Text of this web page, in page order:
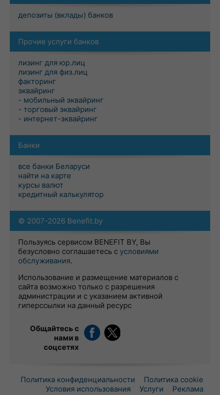
депозиты (вклады) банков
Прочие услуги банков
лизинг для юр.лиц
лизинг для физ.лиц
факторинг
эквайринг
- мобильный эквайринг
- торговый эквайринг
- интернет-эквайринг
Банки
все банки Беларуси
найти на карте
курсы валют
кредитный калькулятор
© 2007-2026 Benefit.by
Пользуясь сервисом BENEFIT BY, Вы
безусловно соглашаетесь с условиями
обслуживания.
Использование и размещение материалов с
сайта возможно только с разрешения
администрации и с указанием активной
гиперссылки на данный ресурс
Общайтесь с
нами в
соцсетях
Политика конфиденциальности
Политика cookie
Условия использования
Услуги
Реклама